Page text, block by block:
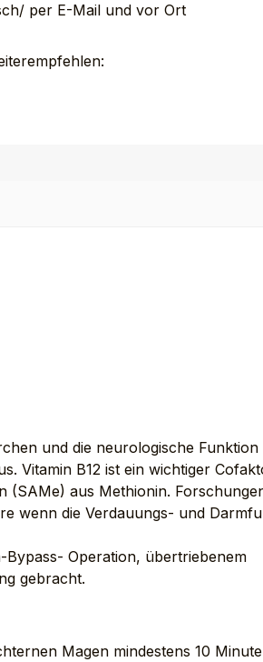
per E-Mail und vor Ort
und die neurologische
Vitamin B12 ist ein wichtiger
(SAMe) aus Methionin.
wenn die Verdauungs- und
Bypass- Operation, übertriebenem
gebracht.
Magen mindestens 10